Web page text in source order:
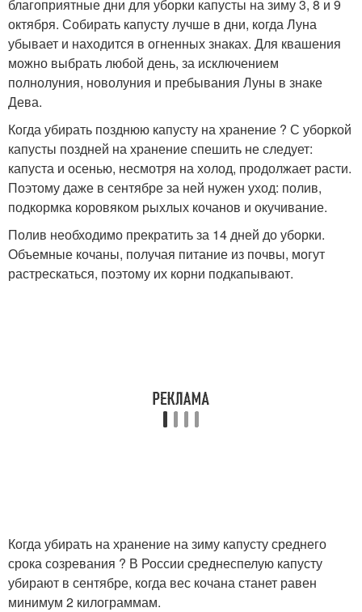
благоприятные дни для уборки капусты на зиму 3, 8 и 9
октября. Собирать капусту лучше в дни, когда Луна
убывает и находится в огненных знаках. Для квашения
можно выбрать любой день, за исключением
полнолуния, новолуния и пребывания Луны в знаке
Дева.
Когда убирать позднюю капусту на хранение ? С уборкой
капусты поздней на хранение спешить не следует:
капуста и осенью, несмотря на холод, продолжает расти.
Поэтому даже в сентябре за ней нужен уход: полив,
подкормка коровяком рыхлых кочанов и окучивание.
Полив необходимо прекратить за 14 дней до уборки.
Объемные кочаны, получая питание из почвы, могут
растрескаться, поэтому их корни подкапывают.
Когда убирать на хранение на зиму капусту среднего
срока созревания ? В России среднеспелую капусту
убирают в сентябре, когда вес кочана станет равен
минимум 2 килограммам.